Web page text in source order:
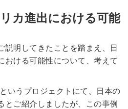
カ進出における可能
説明してきたことを踏まえ、日
おける可能性について、考えて
いうプロジェクトにて、日本の
とご紹介しましたが、この事例